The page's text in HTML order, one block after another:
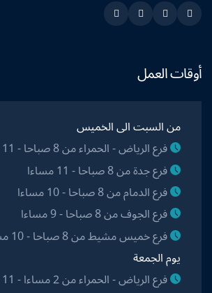
Snapchat
Twitter
Linkedin
Instagram
أوقات العمل
من السبت الى الخميس
فرع الرياض - الحمراء من 8 صباحا - 11 مساءا
فرع جدة من 8 صباحا - 11 مساءا
فرع الدمام من 8 صباحا - 10 مساءا
فرع الجوف من 8 صباحا - 9 مساءا
فرع خميس مشيط من 8 صباحا - 10 مساءا
يوم الجمعة
فرع الرياض - الحمراء من 2 مساءا - 11 مساءا